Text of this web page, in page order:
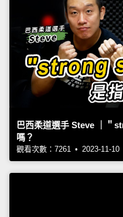
巴西柔道選手 Steve ｜＂
嗎？
觀看次數：7261 • 2023-11-10